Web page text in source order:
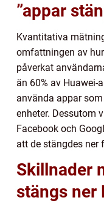
”appar
Kvantitativa
omfattningen av
påverkat
än 60% av Huawei-
använda appar
enheter. Dessutom
Facebook och
att de stängdes ner
Skillnader
stängs ner